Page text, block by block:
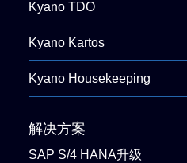
Kyano TDO
Kyano Kartos
Kyano Housekeeping
解决方案
SAP S/4 HANA升级